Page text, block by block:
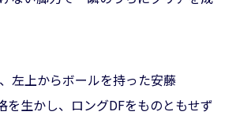
左上からボールを持った安藤
を生かし、ロングDFをものともせず